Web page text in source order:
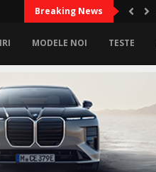
Breaking News
MODELE NOI TESTE